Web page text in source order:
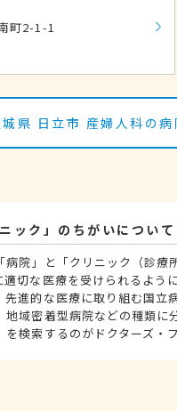
町2-1-1
城県 日立市 産婦人科の
ック」のちがいについて
病院」と「クリニック（診
適切な医療を受けられるよ
先進的な医療に取り組む国
域密着型病院などの種類に
検索するのがドクターズ・